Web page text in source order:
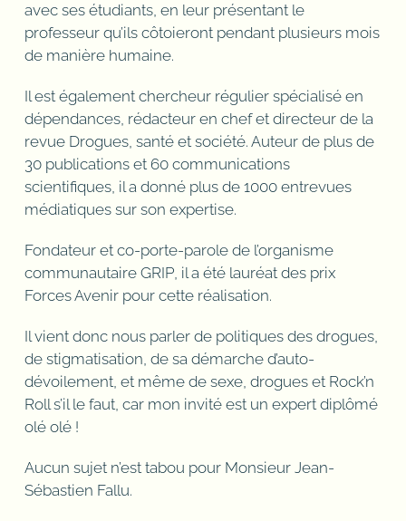
avec ses étudiants, en leur présentant le
professeur qu’ils côtoieront pendant plusieurs mois
de manière humaine.
Il est également chercheur régulier spécialisé en
dépendances, rédacteur en chef et directeur de la
revue Drogues, santé et société. Auteur de plus de
30 publications et 60 communications
scientifiques, il a donné plus de 1000 entrevues
médiatiques sur son expertise.
Fondateur et co-porte-parole de l’organisme
communautaire GRIP, il a été lauréat des prix
Forces Avenir pour cette réalisation.
Il vient donc nous parler de politiques des drogues,
de stigmatisation, de sa démarche d’auto-
dévoilement, et même de sexe, drogues et Rock’n
Roll s’il le faut, car mon invité est un expert diplômé
olé olé !
Aucun sujet n’est tabou pour Monsieur Jean-
Sébastien Fallu.